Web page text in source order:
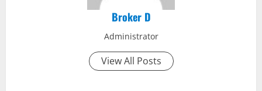
Broker D
Administrator
View All Posts